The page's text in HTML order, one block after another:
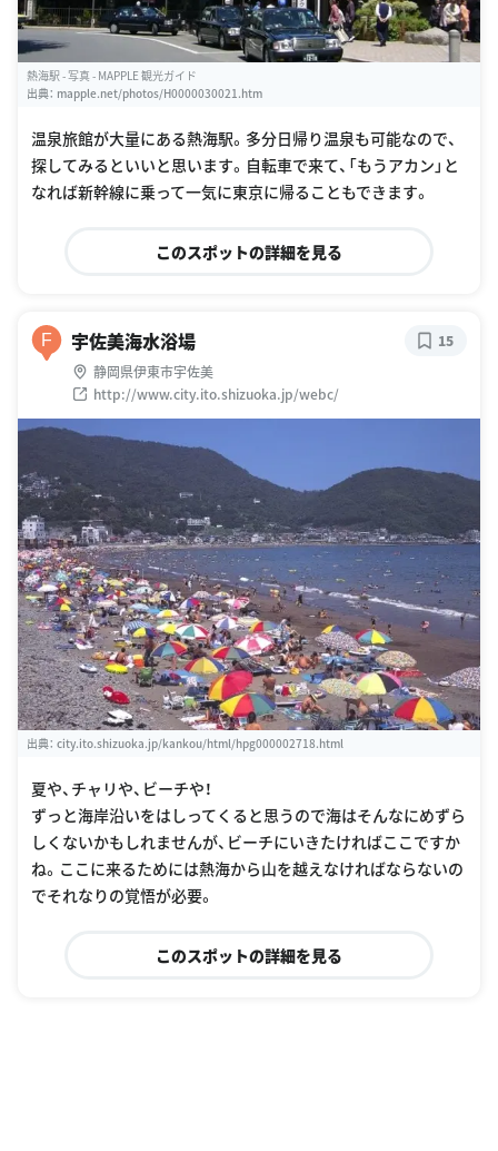
熱海駅 - 写真 - MAPPLE 観光ガイド
出典： mapple.net/photos/H0000030021.htm
温泉旅館が大量にある熱海駅。多分日帰り温泉も可能なので、
探してみるといいと思います。自転車で来て、「もうアカン」と
なれば新幹線に乗って一気に東京に帰ることもできます。
このスポットの詳細を見る
F 宇佐美海水浴場
静岡県伊東市宇佐美
http://www.city.ito.shizuoka.jp/webc/
15
出典： city.ito.shizuoka.jp/kankou/html/hpg000002718.html
夏や、チャリや、ビーチや！
ずっと海岸沿いをはしってくると思うので海はそんなにめずら
しくないかもしれませんが、ビーチにいきたければここですか
ね。ここに来るためには熱海から山を越えなければならないの
でそれなりの覚悟が必要。
このスポットの詳細を見る